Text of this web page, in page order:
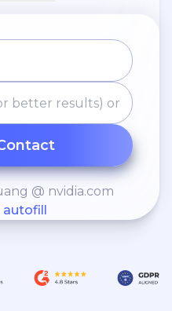
@ nvidia.com
autofill